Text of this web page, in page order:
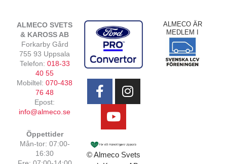
ALMECO SVETS
& KAROSS AB
Forkarby Gård
755 93 Uppsala
Telefon: 018-33
40 55
Mobiltel: 070-438
76 48
Epost:
info@almeco.se
Öppettider
Mån-tor: 07:00-
16:30
a
c
o
n
s
r
t
u
e
© Almeco Svets
ALMECO ÄR
MEDLEM I